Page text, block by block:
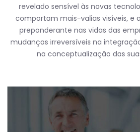
revelado sensível às novas
comportam mais-valias visíveis, e
preponderante nas vidas das
mudanças irreversíveis na
na conceptualização das